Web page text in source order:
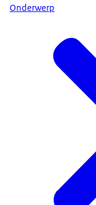
Onderwerp